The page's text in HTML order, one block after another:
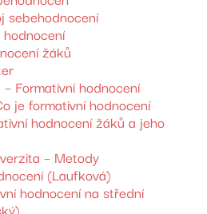
sebehodnocení
žáků
Formativní hodnocení
je formativní hodnocení
hodnocení žáků a jeho
– Metody
(Laufková)
hodnocení na střední